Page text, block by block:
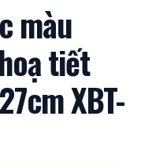
màu
tiết
XBT-